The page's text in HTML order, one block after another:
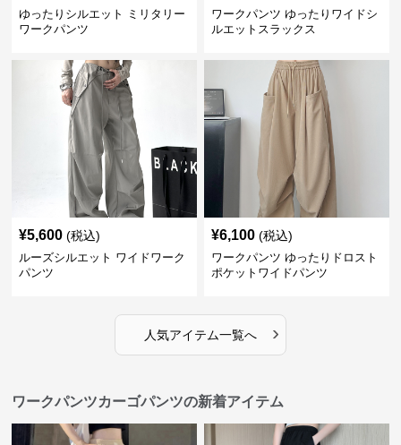
ゆったりシルエット ミリタリー
ワークパンツ
ワークパンツ ゆったりワイドシ
ルエットスラックス
¥5,600 (税込)
ルーズシルエット ワイドワーク
パンツ
¥6,100 (税込)
ワークパンツ ゆったりドロスト
ポケットワイドパンツ
人気アイテム一覧へ ›
ワークパンツカーゴパンツの新着アイテム